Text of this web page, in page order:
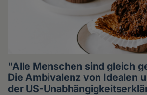
"Alle Menschen sind gleich
Die Ambivalenz von Idealen
der US-